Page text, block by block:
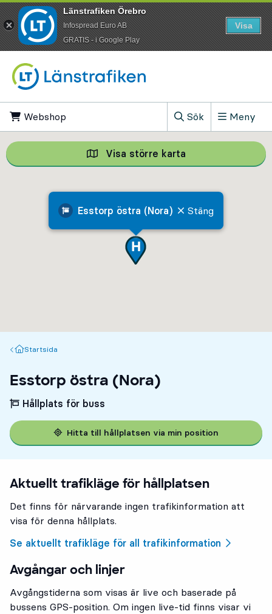
Webshop
Sök
, Visa sökfältet
Meny
Esstorp östra (Nora) Stäng
Visa större karta Visa större
Startsida
Startsida
Esstorp östra (Nora)
Hållplats för buss
Hitta till hållplatsen via min position
Aktuellt trafikläge för hållplatsen
Det finns för närvarande ingen trafikinformation att
visa för denna hållplats.
Se aktuellt trafikläge för all trafikinformation
Avgångar och linjer
Avgångstiderna som visas är live och baserade på
bussens GPS-position. Om ingen live-tid finns visar vi
Länstrafiken Örebro
Infospread Euro AB
​GRATIS - i Google Play
Visa